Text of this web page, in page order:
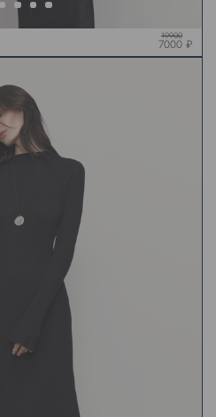
19900
7000 ₽